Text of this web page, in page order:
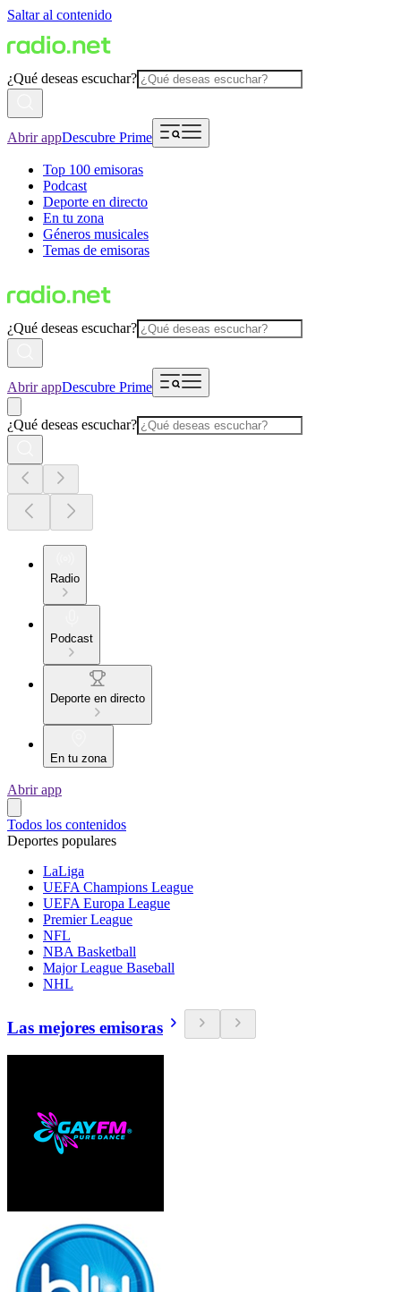
Saltar al contenido
¿Qué deseas escuchar?
Abrir appDescubre Prime
Top 100 emisoras
Podcast
Deporte en directo
En tu zona
Géneros musicales
Temas de emisoras
¿Qué deseas escuchar?
Abrir appDescubre Prime
¿Qué deseas escuchar?
Radio
Podcast
Deporte en directo
En tu zona
Abrir app
Todos los contenidos
Deportes populares
LaLiga
UEFA Champions League
UEFA Europa League
Premier League
NFL
NBA Basketball
Major League Baseball
NHL
Las mejores emisoras